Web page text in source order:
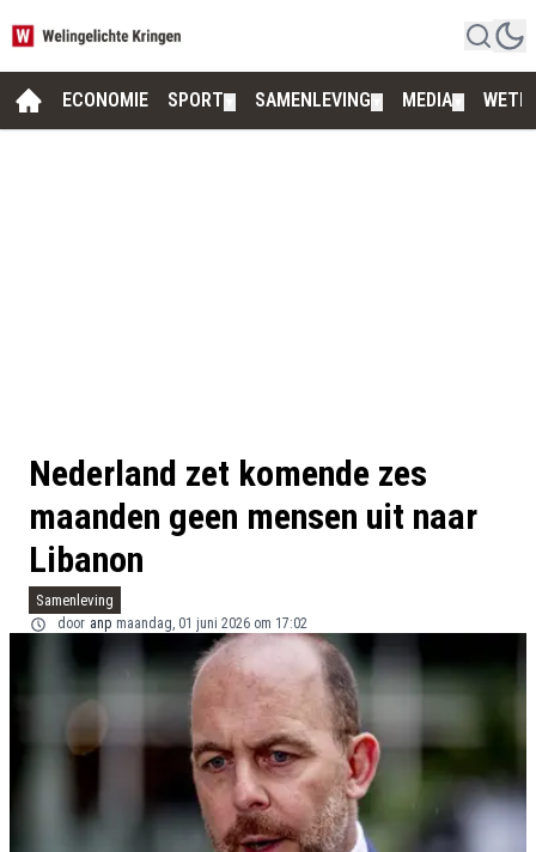
ECONOMIE SPORT SAMENLEVING MEDIA
Nederland zet komende zes
maanden geen mensen uit naar
Libanon
Samenleving
door anp maandag, 01 juni 2026 om 17:02